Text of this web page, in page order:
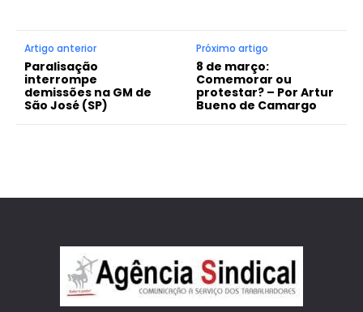
Artigo anterior
Paralisação
interrompe
demissões na GM de
São José (SP)
Próximo artigo
8 de março:
Comemorar ou
protestar? – Por Artur
Bueno de Camargo